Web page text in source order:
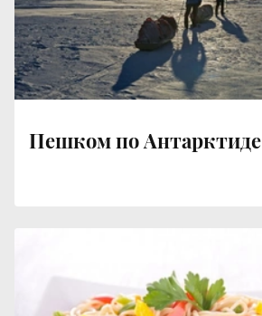
Пешком по Антарктиде